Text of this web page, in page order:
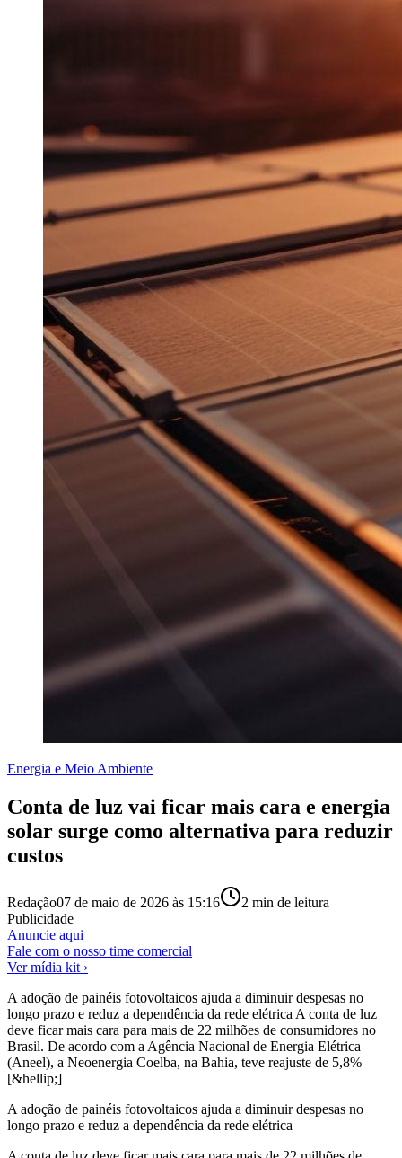
Energia e Meio Ambiente
Conta de luz vai ficar mais cara e energia
solar surge como alternativa para reduzir
custos
Redação07 de maio de 2026 às 15:16 2 min de leitura
Publicidade
Anuncie aqui
Fale com o nosso time comercial
Ver mídia kit ›
A adoção de painéis fotovoltaicos ajuda a diminuir despesas no
longo prazo e reduz a dependência da rede elétrica A conta de luz
deve ficar mais cara para mais de 22 milhões de consumidores no
Brasil. De acordo com a Agência Nacional de Energia Elétrica
(Aneel), a Neoenergia Coelba, na Bahia, teve reajuste de 5,8%
[&hellip;]
A adoção de painéis fotovoltaicos ajuda a diminuir despesas no
longo prazo e reduz a dependência da rede elétrica